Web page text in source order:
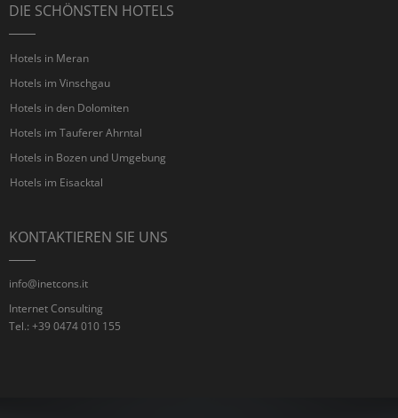
DIE SCHÖNSTEN HOTELS
Hotels in Meran
Hotels im Vinschgau
Hotels in den Dolomiten
Hotels im Tauferer Ahrntal
Hotels in Bozen und Umgebung
Hotels im Eisacktal
KONTAKTIEREN SIE UNS
info@inetcons.it
Internet Consulting
Tel.: +39 0474 010 155